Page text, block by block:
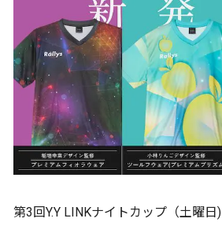
第3回Y.Y LINKナイトカップ（土曜日)